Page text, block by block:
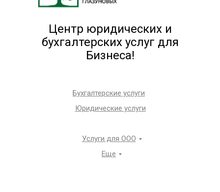
Центр юридических и
бухгалтерских услуг для
Бизнеса!
Бухгалтерские услуги
Юридические услуги
Услуги для ООО
Еще